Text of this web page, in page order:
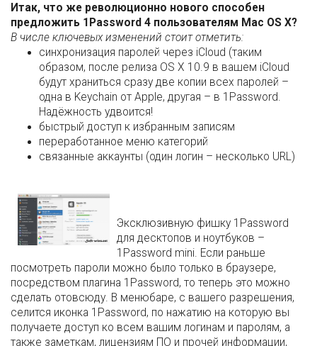
Итак, что же революционно нового способен
предложить 1Password 4 пользователям Mac OS X?
В числе ключевых изменений стоит отметить:
синхронизация паролей через iCloud (таким
образом, после релиза OS X 10.9 в вашем iCloud
будут храниться сразу две копии всех паролей –
одна в Keychain от Apple, другая – в 1Password.
Надёжность удвоится!
быстрый доступ к избранным записям
переработанное меню категорий
связанные аккаунты (один логин – несколько URL)
Эксклюзивную фишку 1Password
для десктопов и ноутбуков –
1Password mini. Если раньше
посмотреть пароли можно было только в браузере,
посредством плагина 1Password, то теперь это можно
сделать отовсюду. В менюбаре, с вашего разрешения,
селится иконка 1Password, по нажатию на которую вы
получаете доступ ко всем вашим логинам и паролям, а
также заметкам, лицензиям ПО и прочей информации,